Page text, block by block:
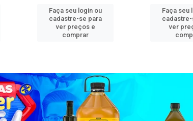
Faça seu login ou
cadastre-se para
ver preços e
comprar
Faça seu
ver